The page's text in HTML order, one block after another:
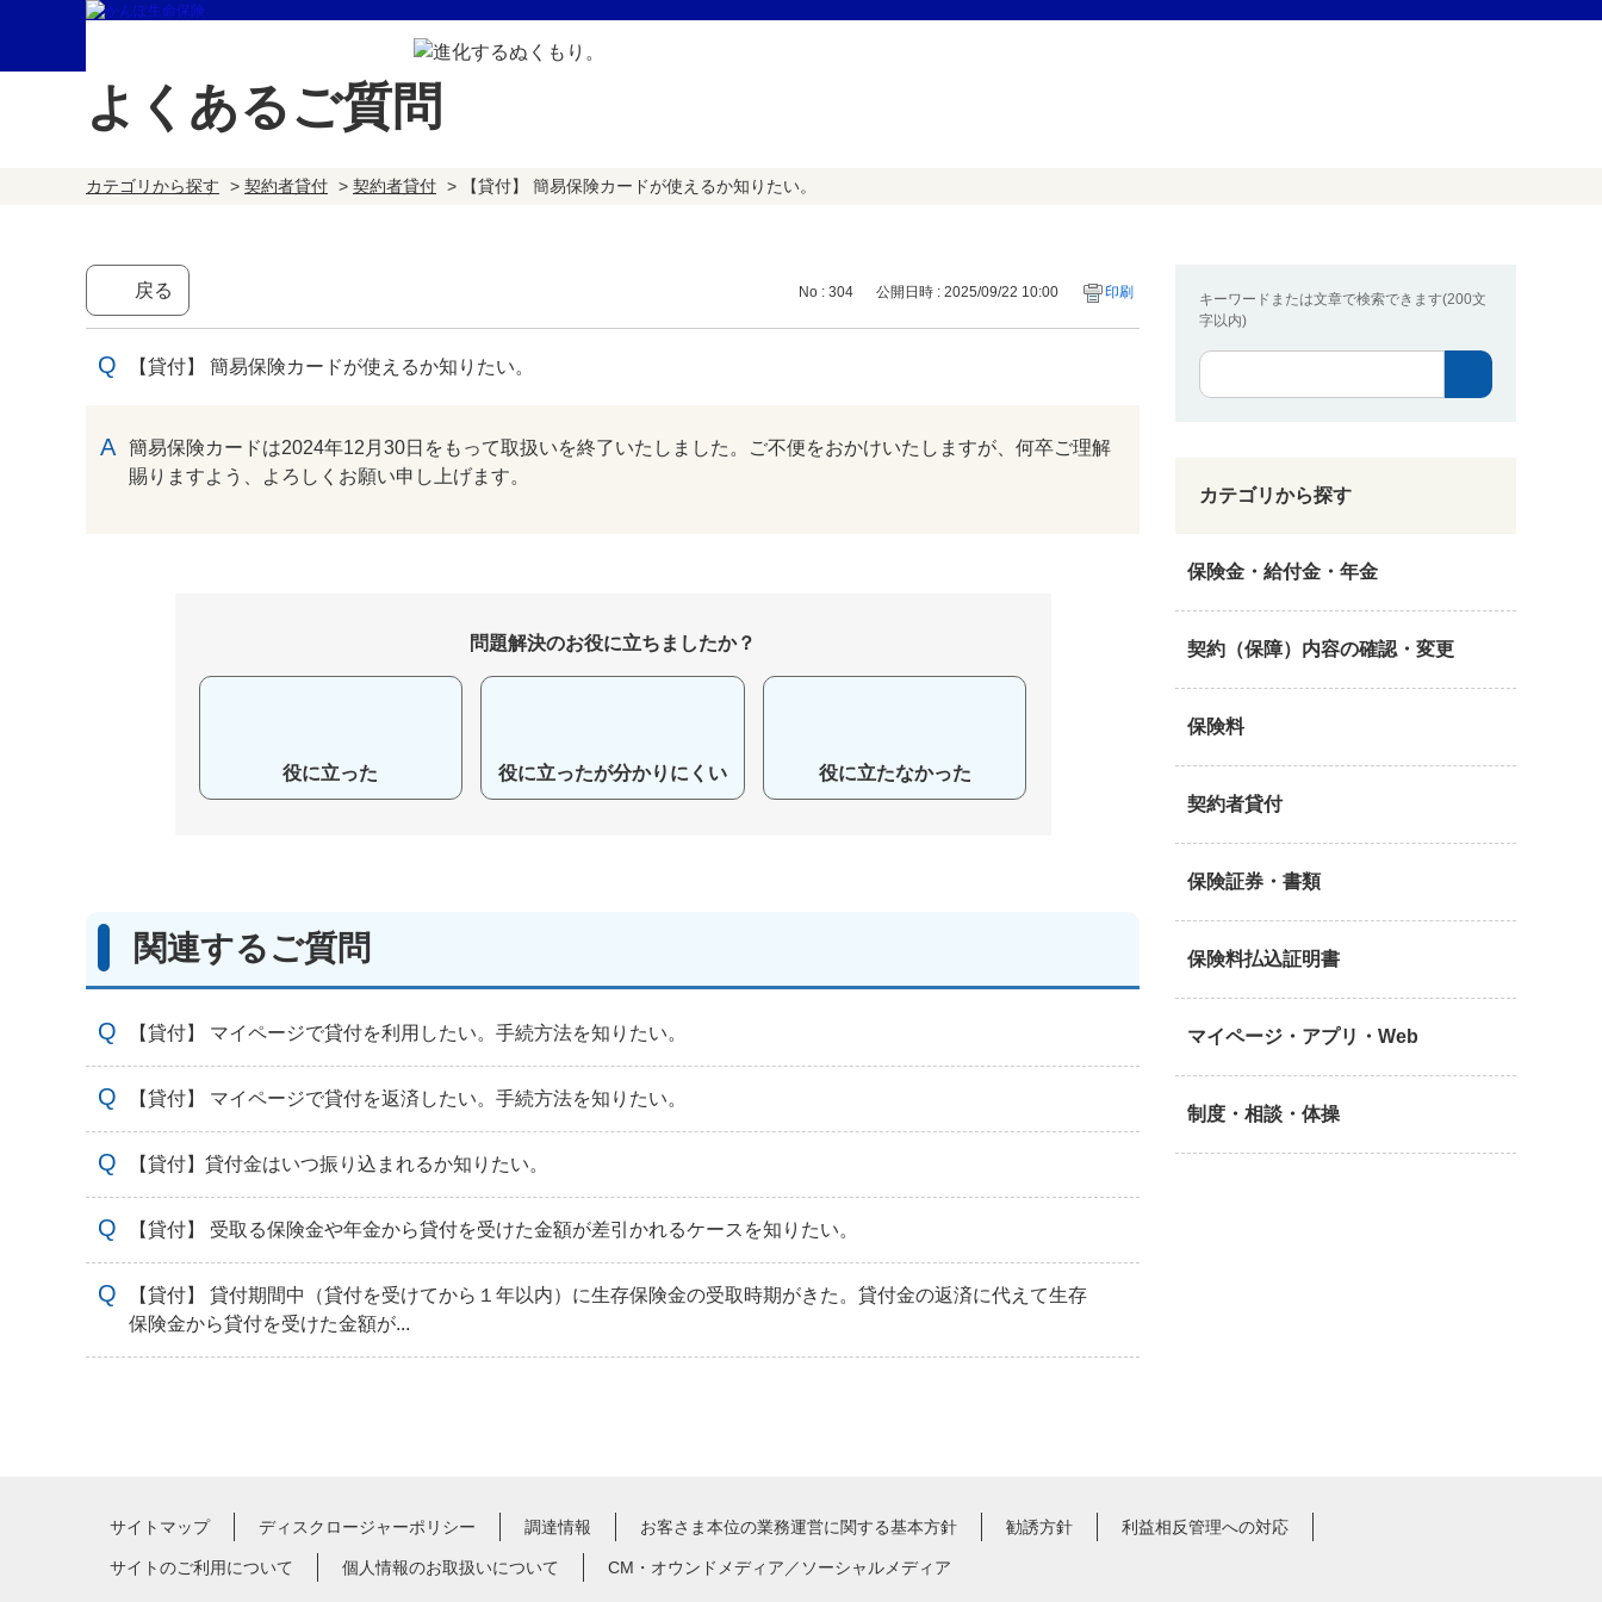
よくあるご質問
カテゴリから探す > 契約者貸付 > 契約者貸付 > 【貸付】 簡易保険カードが使えるか知りたい。
キーワードまたは文章で検索できます(200文
字以内)
カテゴリから探す
保険金・給付金・年金
契約（保障）内容の確認・変更
保険料
契約者貸付
保険証券・書類
保険料払込証明書
マイページ・アプリ・Web
制度・相談・体操
戻る No : 304 公開日時 : 2025/09/22 10:00 印刷
【貸付】 簡易保険カードが使えるか知りたい。
簡易保険カードは2024年12月30日をもって取扱いを終了いたしました。ご不便をおかけいたしますが、何卒ご理解
賜りますよう、よろしくお願い申し上げます。
問題解決のお役に立ちましたか？
役に立った 役に立ったが分かりにくい 役に立たなかった
関連するご質問
【貸付】 マイページで貸付を利用したい。手続方法を知りたい。
【貸付】 マイページで貸付を返済したい。手続方法を知りたい。
【貸付】貸付金はいつ振り込まれるか知りたい。
【貸付】 受取る保険金や年金から貸付を受けた金額が差引かれるケースを知りたい。
【貸付】 貸付期間中（貸付を受けてから１年以内）に生存保険金の受取時期がきた。貸付金の返済に代えて生存
保険金から貸付を受けた金額が...
サイトマップ ディスクロージャーポリシー 調達情報 お客さま本位の業務運営に関する基本方針 勧誘方針 利益相反管理への対応
サイトのご利用について 個人情報のお取扱いについて CM・オウンドメディア／ソーシャルメディア